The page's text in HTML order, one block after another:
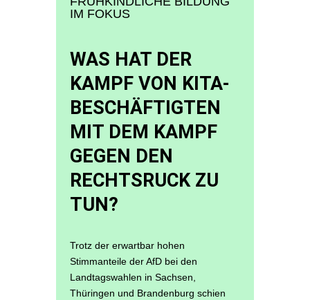
IM FOKUS
WAS HAT DER
KAMPF VON KITA-
BESCHÄFTIGTEN
MIT DEM KAMPF
GEGEN DEN
RECHTSRUCK ZU
TUN?
Trotz der erwartbar hohen
Stimmanteile der AfD bei den
Landtagswahlen in Sachsen,
Thüringen und Brandenburg schien